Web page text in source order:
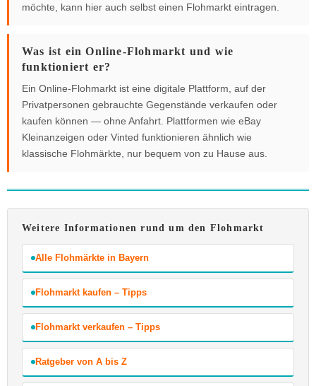
möchte, kann hier auch selbst einen Flohmarkt eintragen.
Was ist ein Online-Flohmarkt und wie
funktioniert er?
Ein Online-Flohmarkt ist eine digitale Plattform, auf der
Privatpersonen gebrauchte Gegenstände verkaufen oder
kaufen können — ohne Anfahrt. Plattformen wie eBay
Kleinanzeigen oder Vinted funktionieren ähnlich wie
klassische Flohmärkte, nur bequem von zu Hause aus.
Weitere Informationen rund um den Flohmarkt
Alle Flohmärkte in Bayern
Flohmarkt kaufen – Tipps
Flohmarkt verkaufen – Tipps
Ratgeber von A bis Z